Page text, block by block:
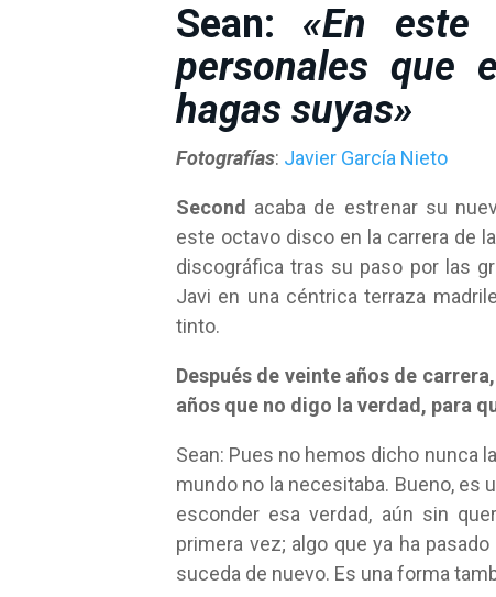
Sean: «En este
personales que
hagas suyas»
Fotografías: Javier García Nieto
Second acaba de estrenar su
este octavo disco en la carrera de
discográfica tras su paso por las
Javi en una céntrica terraza
tinto.
Después de veinte años de
años que no digo la verdad, para
Sean: Pues no hemos dicho nunca
mundo no la necesitaba. Bueno, es
esconder esa verdad, aún sin
primera vez; algo que ya ha
suceda de nuevo. Es una forma